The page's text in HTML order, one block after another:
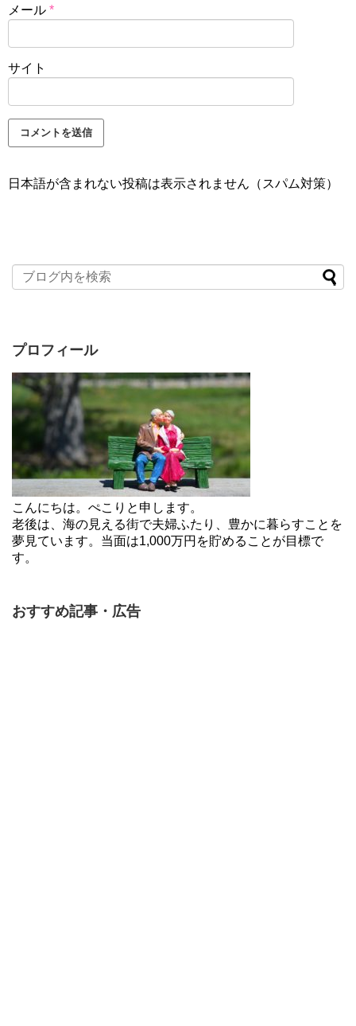
メール *
サイト
日本語が含まれない投稿は表示されません（スパム対策）
プロフィール
こんにちは。ぺこりと申します。
老後は、海の見える街で夫婦ふたり、豊かに暮らすことを
夢見ています。当面は1,000万円を貯めることが目標で
す。
おすすめ記事・広告